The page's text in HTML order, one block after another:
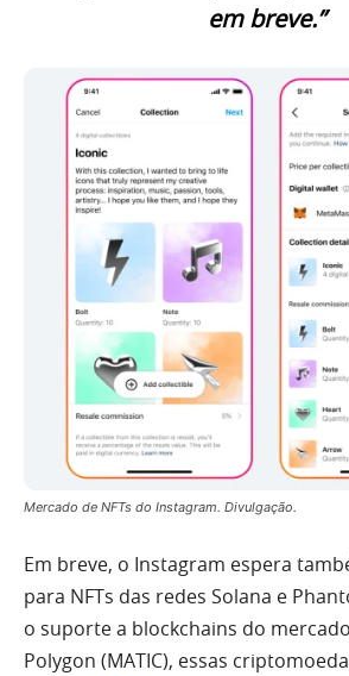
em breve.”
Mercado de NFTs do Instagram. Divulgação.
Em breve, o Instagram espera
para NFTs das redes Solana e
o suporte a blockchains do
Polygon (MATIC), essas